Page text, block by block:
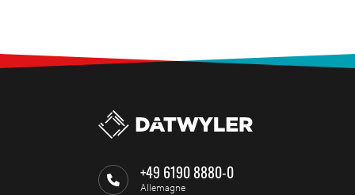
+49 6190 8880-0
Allemagne